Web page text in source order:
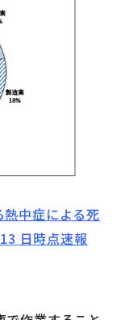
中症による死
日時点速報